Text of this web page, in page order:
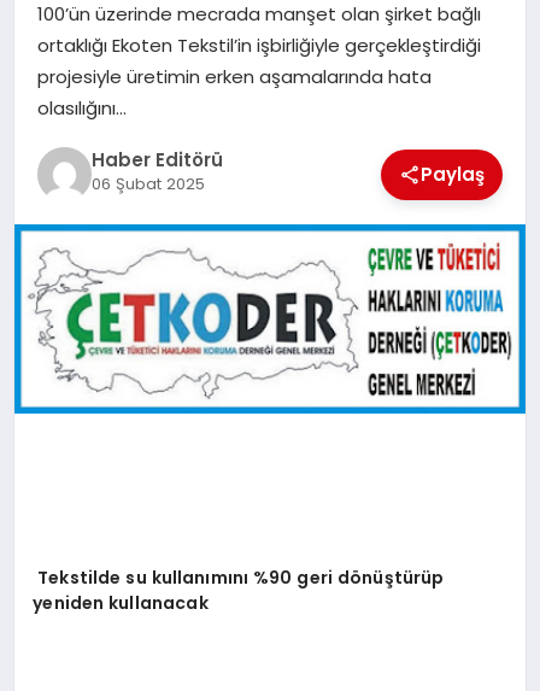
YAŞAM
100’ün üzerinde mecrada manşet olan şirket bağlı
ortaklığı Ekoten Tekstil’in işbirliğiyle gerçekleştirdiği
projesiyle üretimin erken aşamalarında hata
olasılığını…
Haber Editörü
06 Şubat 2025 Paylaş
Tekstilde su kullanımını %90 geri dönüştürüp
yeniden kullanacak